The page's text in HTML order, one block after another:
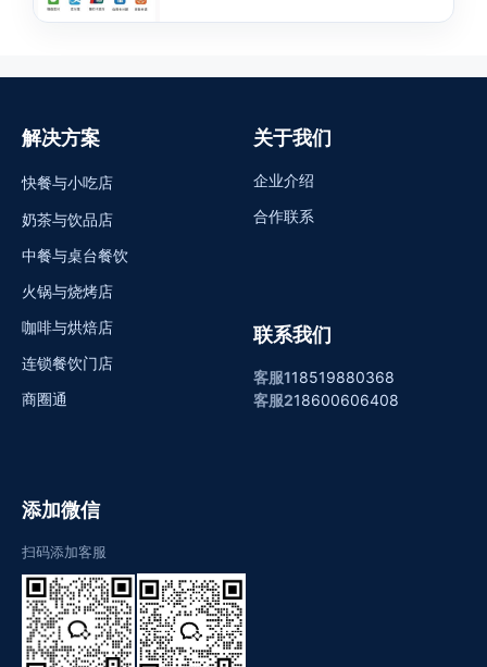
解决方案
快餐与小吃店
奶茶与饮品店
中餐与桌台餐饮
火锅与烧烤店
咖啡与烘焙店
连锁餐饮门店
商圈通
关于我们
企业介绍
合作联系
联系我们
客服118519880368
客服218600606408
添加微信
扫码添加客服